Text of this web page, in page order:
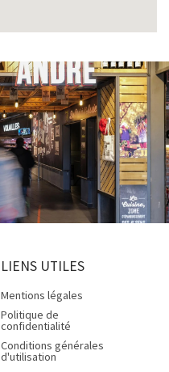
LIENS UTILES
Mentions légales
Politique de
confidentialité
Conditions générales
d'utilisation